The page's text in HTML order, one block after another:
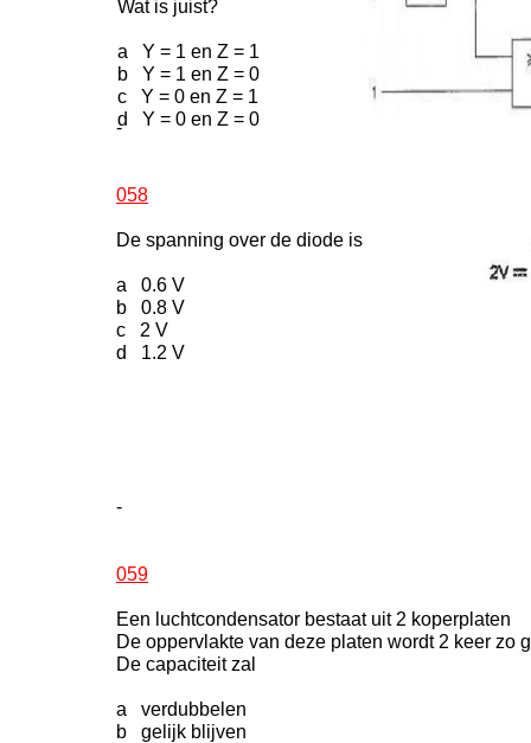
Wat is juist?
a Y = 1 en Z = 1
b Y = 1 en Z = 0
c Y = 0 en Z = 1
d Y = 0 en Z = 0
-
058
De spanning over de diode is
a 0.6 V
b 0.8 V
c 2 V
d 1.2 V
-
059
Een luchtcondensator bestaat uit 2 koperplaten
De oppervlakte van deze platen wordt 2 keer zo
De capaciteit zal
a verdubbelen
b gelijk blijven